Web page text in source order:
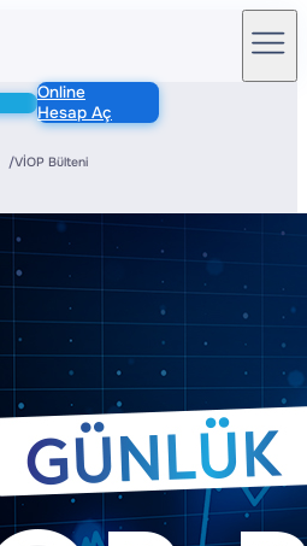
Online
Hesap Aç
/VİOP Bülteni